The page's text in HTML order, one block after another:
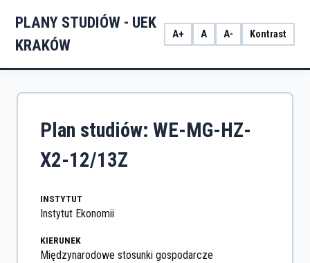
PLANY STUDIÓW - UEK
KRAKÓW
A+ A A- Kontrast
Plan studiów: WE-MG-HZ-
X2-12/13Z
INSTYTUT
Instytut Ekonomii
KIERUNEK
Międzynarodowe stosunki gospodarcze